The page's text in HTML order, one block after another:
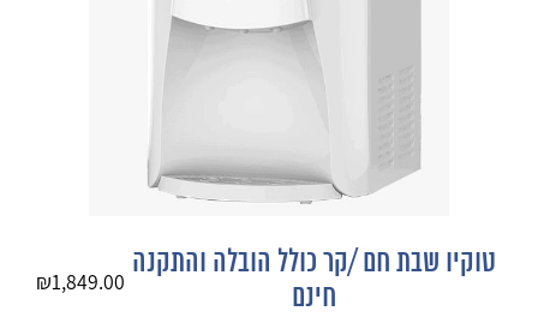
טוקיו שבת חם /קר כולל הובלה והתקנה
חינם
₪1,849.00